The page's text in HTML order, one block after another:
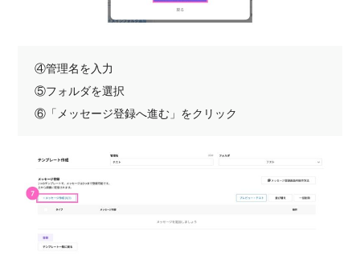
④管理名を入力
⑤フォルダを選択
⑥「メッセージ登録へ進む」をクリック